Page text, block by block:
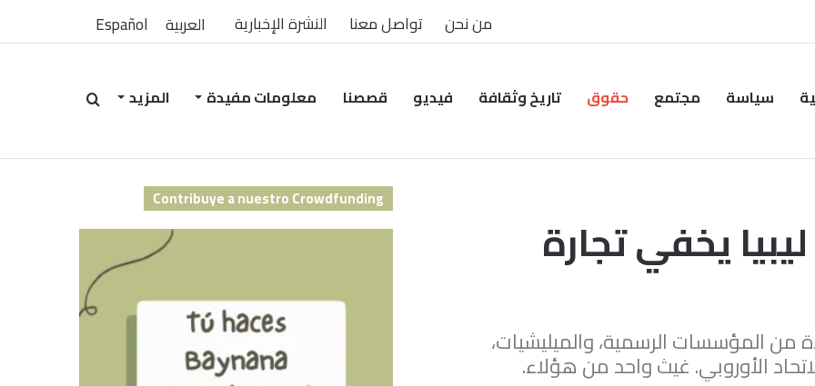
من نحن تواصل معنا النشرة الإخبارية العربية Español
سياسة مجتمع حقوق تاريخ وثقافة فيديو قصصنا معلومات مفيدة المزيد بحث
يخفي تجارة
المؤسسات الرسمية، والميليشيات،
الأوروبي. غيث واحد من هؤلاء.
Contribuye a nuestro Crowdfunding